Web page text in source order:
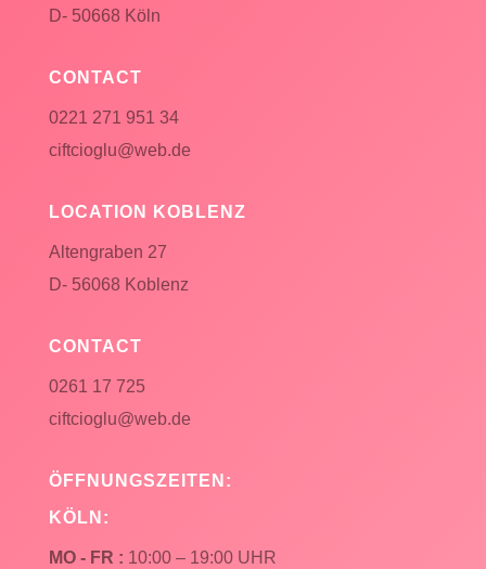
D- 50668 Köln
CONTACT
0221 271 951 34
ciftcioglu@web.de
LOCATION KOBLENZ
Altengraben 27
D- 56068 Koblenz
CONTACT
0261 17 725
ciftcioglu@web.de
ÖFFNUNGSZEITEN:
KÖLN:
MO - FR : 10:00 – 19:00 UHR